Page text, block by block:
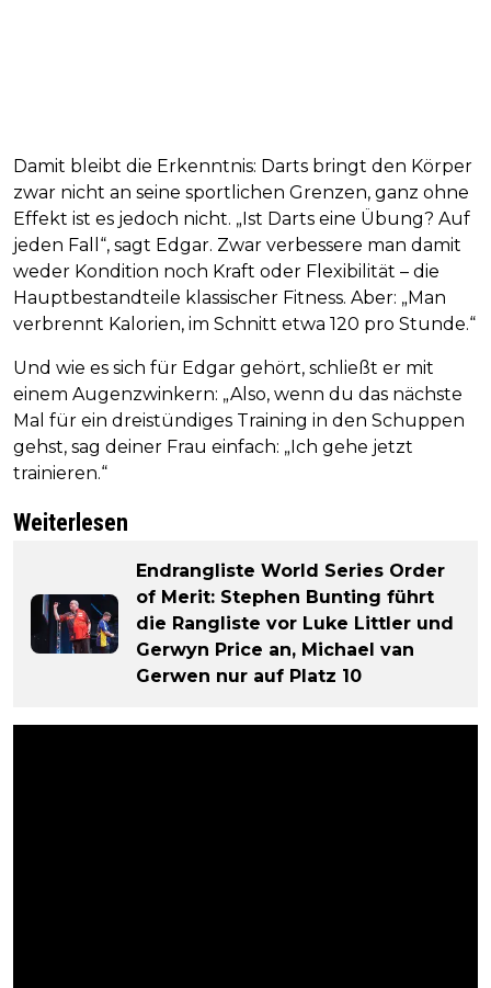
Damit bleibt die Erkenntnis: Darts bringt den Körper
zwar nicht an seine sportlichen Grenzen, ganz ohne
Effekt ist es jedoch nicht. „Ist Darts eine Übung? Auf
jeden Fall“, sagt Edgar. Zwar verbessere man damit
weder Kondition noch Kraft oder Flexibilität – die
Hauptbestandteile klassischer Fitness. Aber: „Man
verbrennt Kalorien, im Schnitt etwa 120 pro Stunde.“
Und wie es sich für Edgar gehört, schließt er mit
einem Augenzwinkern: „Also, wenn du das nächste
Mal für ein dreistündiges Training in den Schuppen
gehst, sag deiner Frau einfach: „Ich gehe jetzt
trainieren.“
Weiterlesen
Endrangliste World Series Order
of Merit: Stephen Bunting führt
die Rangliste vor Luke Littler und
Gerwyn Price an, Michael van
Gerwen nur auf Platz 10